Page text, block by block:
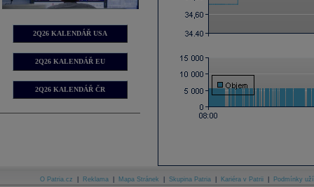
2Q26 KALENDÁŘ USA
2Q26 KALENDÁŘ EU
2Q26 KALENDÁŘ ČR
O Patria.cz Reklama Mapa Stránek Skupina Patria Kariéra v Patrii Podmínky